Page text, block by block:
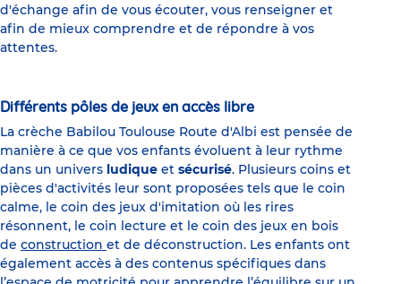
d'échange afin de vous écouter, vous renseigner et
afin de mieux comprendre et de répondre à vos
attentes.
Différents pôles de jeux en accès libre
La crèche Babilou Toulouse Route d'Albi est pensée de
manière à ce que vos enfants évoluent à leur rythme
dans un univers ludique et sécurisé. Plusieurs coins et
pièces d'activités leur sont proposées tels que le coin
calme, le coin des jeux d'imitation où les rires
résonnent, le coin lecture et le coin des jeux en bois
de construction et de déconstruction. Les enfants ont
également accès à des contenus spécifiques dans